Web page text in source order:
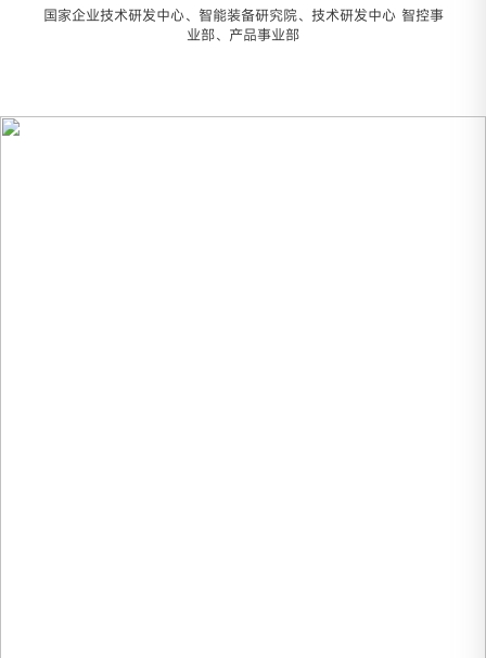
国家企业技术研发中心、智能装备研究院、技术研发中心 智控事
业部、产品事业部